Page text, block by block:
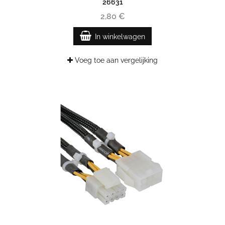
26631
2,80 €
In winkelwagen
Voeg toe aan vergelijking